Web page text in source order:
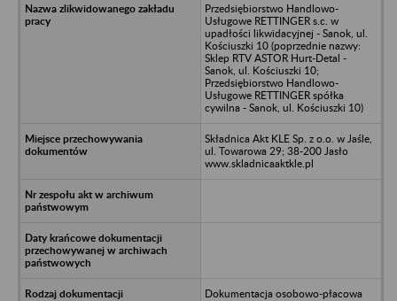
Przedsiębiorstwo Handlowo-
Usługowe RETTINGER s.c. w
upadłości likwidacyjnej - Sanok, ul.
Kościuszki 10 (poprzednie nazwy:
Sklep RTV ASTOR Hurt-Detal -
Sanok, ul. Kościuszki 10;
Przedsiębiorstwo Handlowo-
Usługowe RETTINGER spółka
cywilna - Sanok, ul. Kościuszki 10)
Składnica Akt KLE Sp. z o.o. w Jaśle,
ul. Towarowa 29; 38-200 Jasło
www.skladnicaaktkle.pl
Dokumentacja osobowo-płacowa